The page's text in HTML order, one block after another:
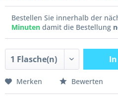
Bestellen Sie innerhalb der
Minuten damit die Bestellung
Merken Bewerten